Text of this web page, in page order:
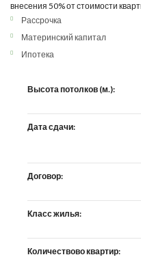
внесения 50% от стоимости
Рассрочка
Материнский капитал
Ипотека
Высота потолков (м.):
Дата сдачи:
Договор:
Класс жилья:
Количествово квартир: